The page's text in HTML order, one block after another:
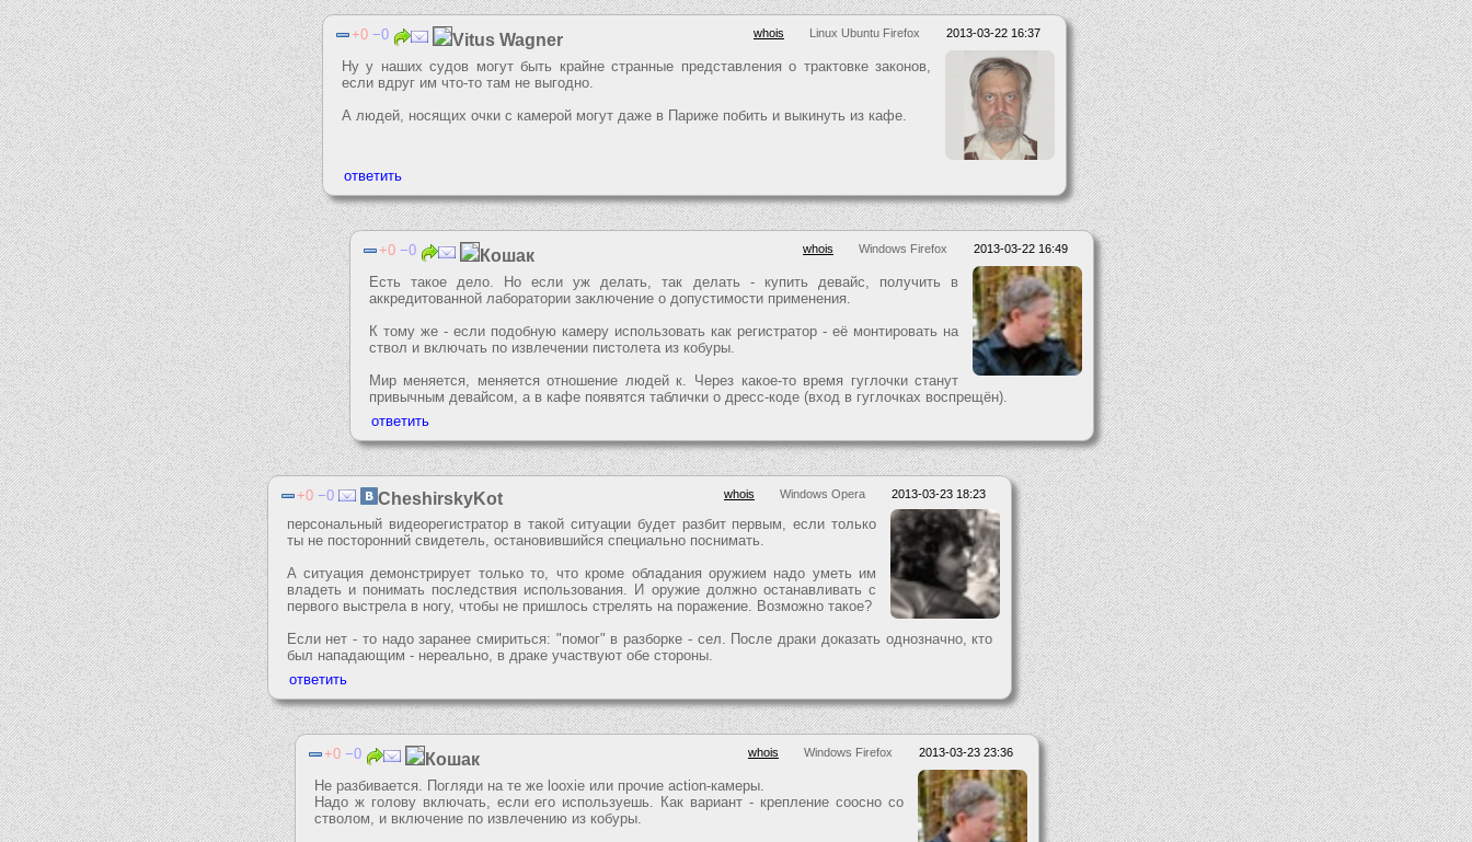
2013-03-22 16:37
Linux Ubuntu Firefox
whois
0 0 Vitus Wagner
Ну у наших судов могут быть крайне странные представления о трактовке законов,
если вдруг им что-то там не выгодно.
А людей, носящих очки с камерой могут даже в Париже побить и выкинуть из кафе.
2013-03-22 16:49
Windows Firefox
whois
0 0 Кошак
Есть такое дело. Но если уж делать, так делать - купить девайс, получить в
аккредитованной лаборатории заключение о допустимости применения.
К тому же - если подобную камеру использовать как регистратор - её монтировать на
ствол и включать по извлечении пистолета из кобуры.
Мир меняется, меняется отношение людей к. Через какое-то время гуглочки станут
привычным девайсом, а в кафе появятся таблички о дресс-коде (вход в гуглочках воспрещён).
2013-03-23 18:23
Windows Opera
whois
0 0 CheshirskyKot
персональный видеорегистратор в такой ситуации будет разбит первым, если только
ты не посторонний свидетель, остановившийся специально поснимать.
А ситуация демонстрирует только то, что кроме обладания оружием надо уметь им
владеть и понимать последствия использования. И оружие должно останавливать с
первого выстрела в ногу, чтобы не пришлось стрелять на поражение. Возможно такое?
Если нет - то надо заранее смириться: "помог" в разборке - сел. После драки доказать однозначно, кто
был нападающим - нереально, в драке участвуют обе стороны.
2013-03-23 23:36
Windows Firefox
whois
0 0 Кошак
Не разбивается. Погляди на те же looxie или прочие action-камеры.
Надо ж голову включать, если его используешь. Как вариант - крепление соосно со
стволом, и включение по извлечению из кобуры.